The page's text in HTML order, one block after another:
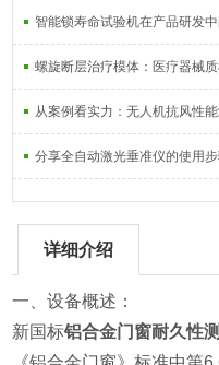
智能锁寿命试验机在产品研发
螺旋断层治疗模体：医疗器械
从案例看实力：无人机抗风性
分享全自动激光垂准仪的使用
详细介绍
一、设备概述：
新国标铝合金门窗耐久性